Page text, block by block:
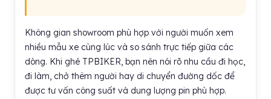
Không gian showroom phù hợp với người muốn xem
nhiều mẫu xe cùng lúc và so sánh trực tiếp giữa các
dòng. Khi ghé TPBIKER, bạn nên nói rõ nhu cầu đi học,
đi làm, chở thêm người hay di chuyển đường dốc để
được tư vấn công suất và dung lượng pin phù hợp.